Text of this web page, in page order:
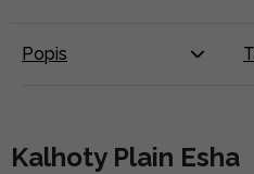
Popis
Kalhoty Plain Esha